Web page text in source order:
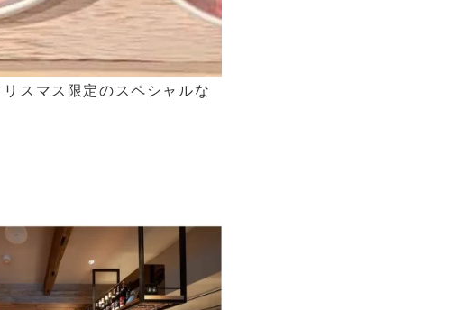
スマス限定のスペシャルな